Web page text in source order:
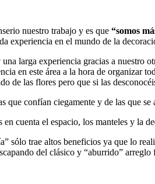
nuestro trabajo y es que “somos
experiencia en el mundo de la
larga experiencia gracias a nuestro
en este área a la hora de organizar
de las flores pero que si las
que confían ciegamente y de las que
cuenta el espacio, los manteles y la
sólo trae altos beneficios ya que lo
del clásico y “aburrido”